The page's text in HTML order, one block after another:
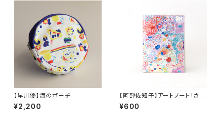
【早川優】海のポーチ
¥2,200
【阿部佐知子】アートノート「さか
な」
¥600